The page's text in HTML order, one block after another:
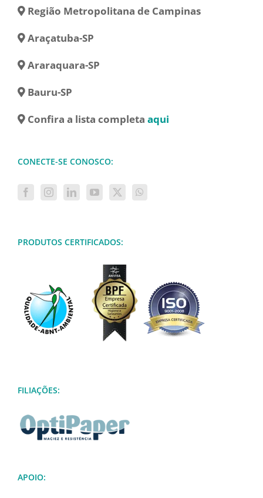
Região Metropolitana de Campinas
Araçatuba-SP
Araraquara-SP
Bauru-SP
Confira a lista completa aqui
CONECTE-SE CONOSCO:
PRODUTOS CERTIFICADOS:
FILIAÇÕES:
APOIO: